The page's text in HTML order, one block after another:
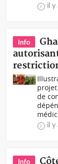
il y
Info
de
il y
Info